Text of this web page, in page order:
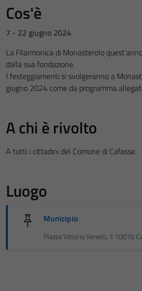
Cos'è
7 - 22 giugno 2024
La Filarmonica di Monasterolo
dalla sua fondazione.
I festeggiamenti si svolgeranno a
giugno 2024 come da programma
A chi è rivolto
A tutti i cittadini del Comune di Cafasse.
Luogo
Municipio
Piazza Vittorio Veneto, 1 10070